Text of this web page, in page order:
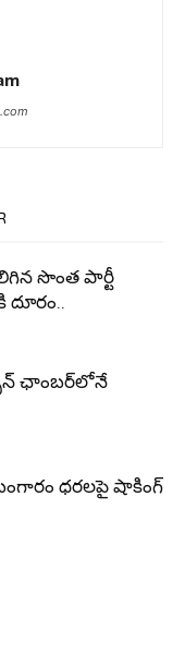
సొంత పార్టీ
దూరం..
ఛాంబర్‌లోనే
బంగారం ధరలపై షాకింగ్